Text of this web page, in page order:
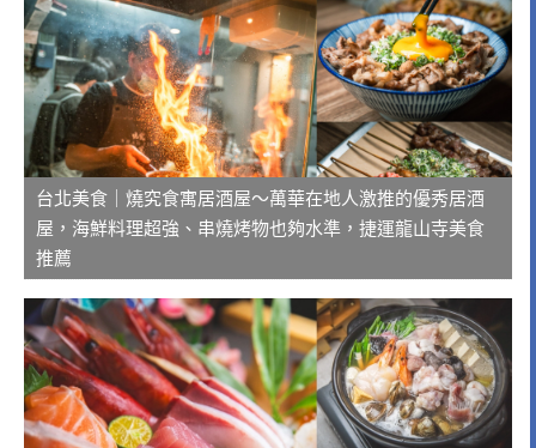
台北美食｜燒究食寓居酒屋～萬華在地人激推的優秀居酒
屋，海鮮料理超強、串燒烤物也夠水準，捷運龍山寺美食
推薦